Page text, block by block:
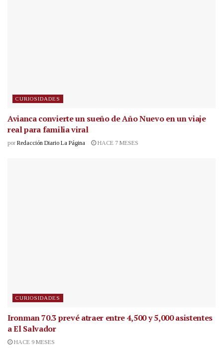
CURIOSIDADES
Avianca convierte un sueño de Año Nuevo en un viaje
real para familia viral
por Redacción Diario La Página HACE 7 MESES
CURIOSIDADES
Ironman 70.3 prevé atraer entre 4,500 y 5,000 asistentes
a El Salvador
HACE 9 MESES